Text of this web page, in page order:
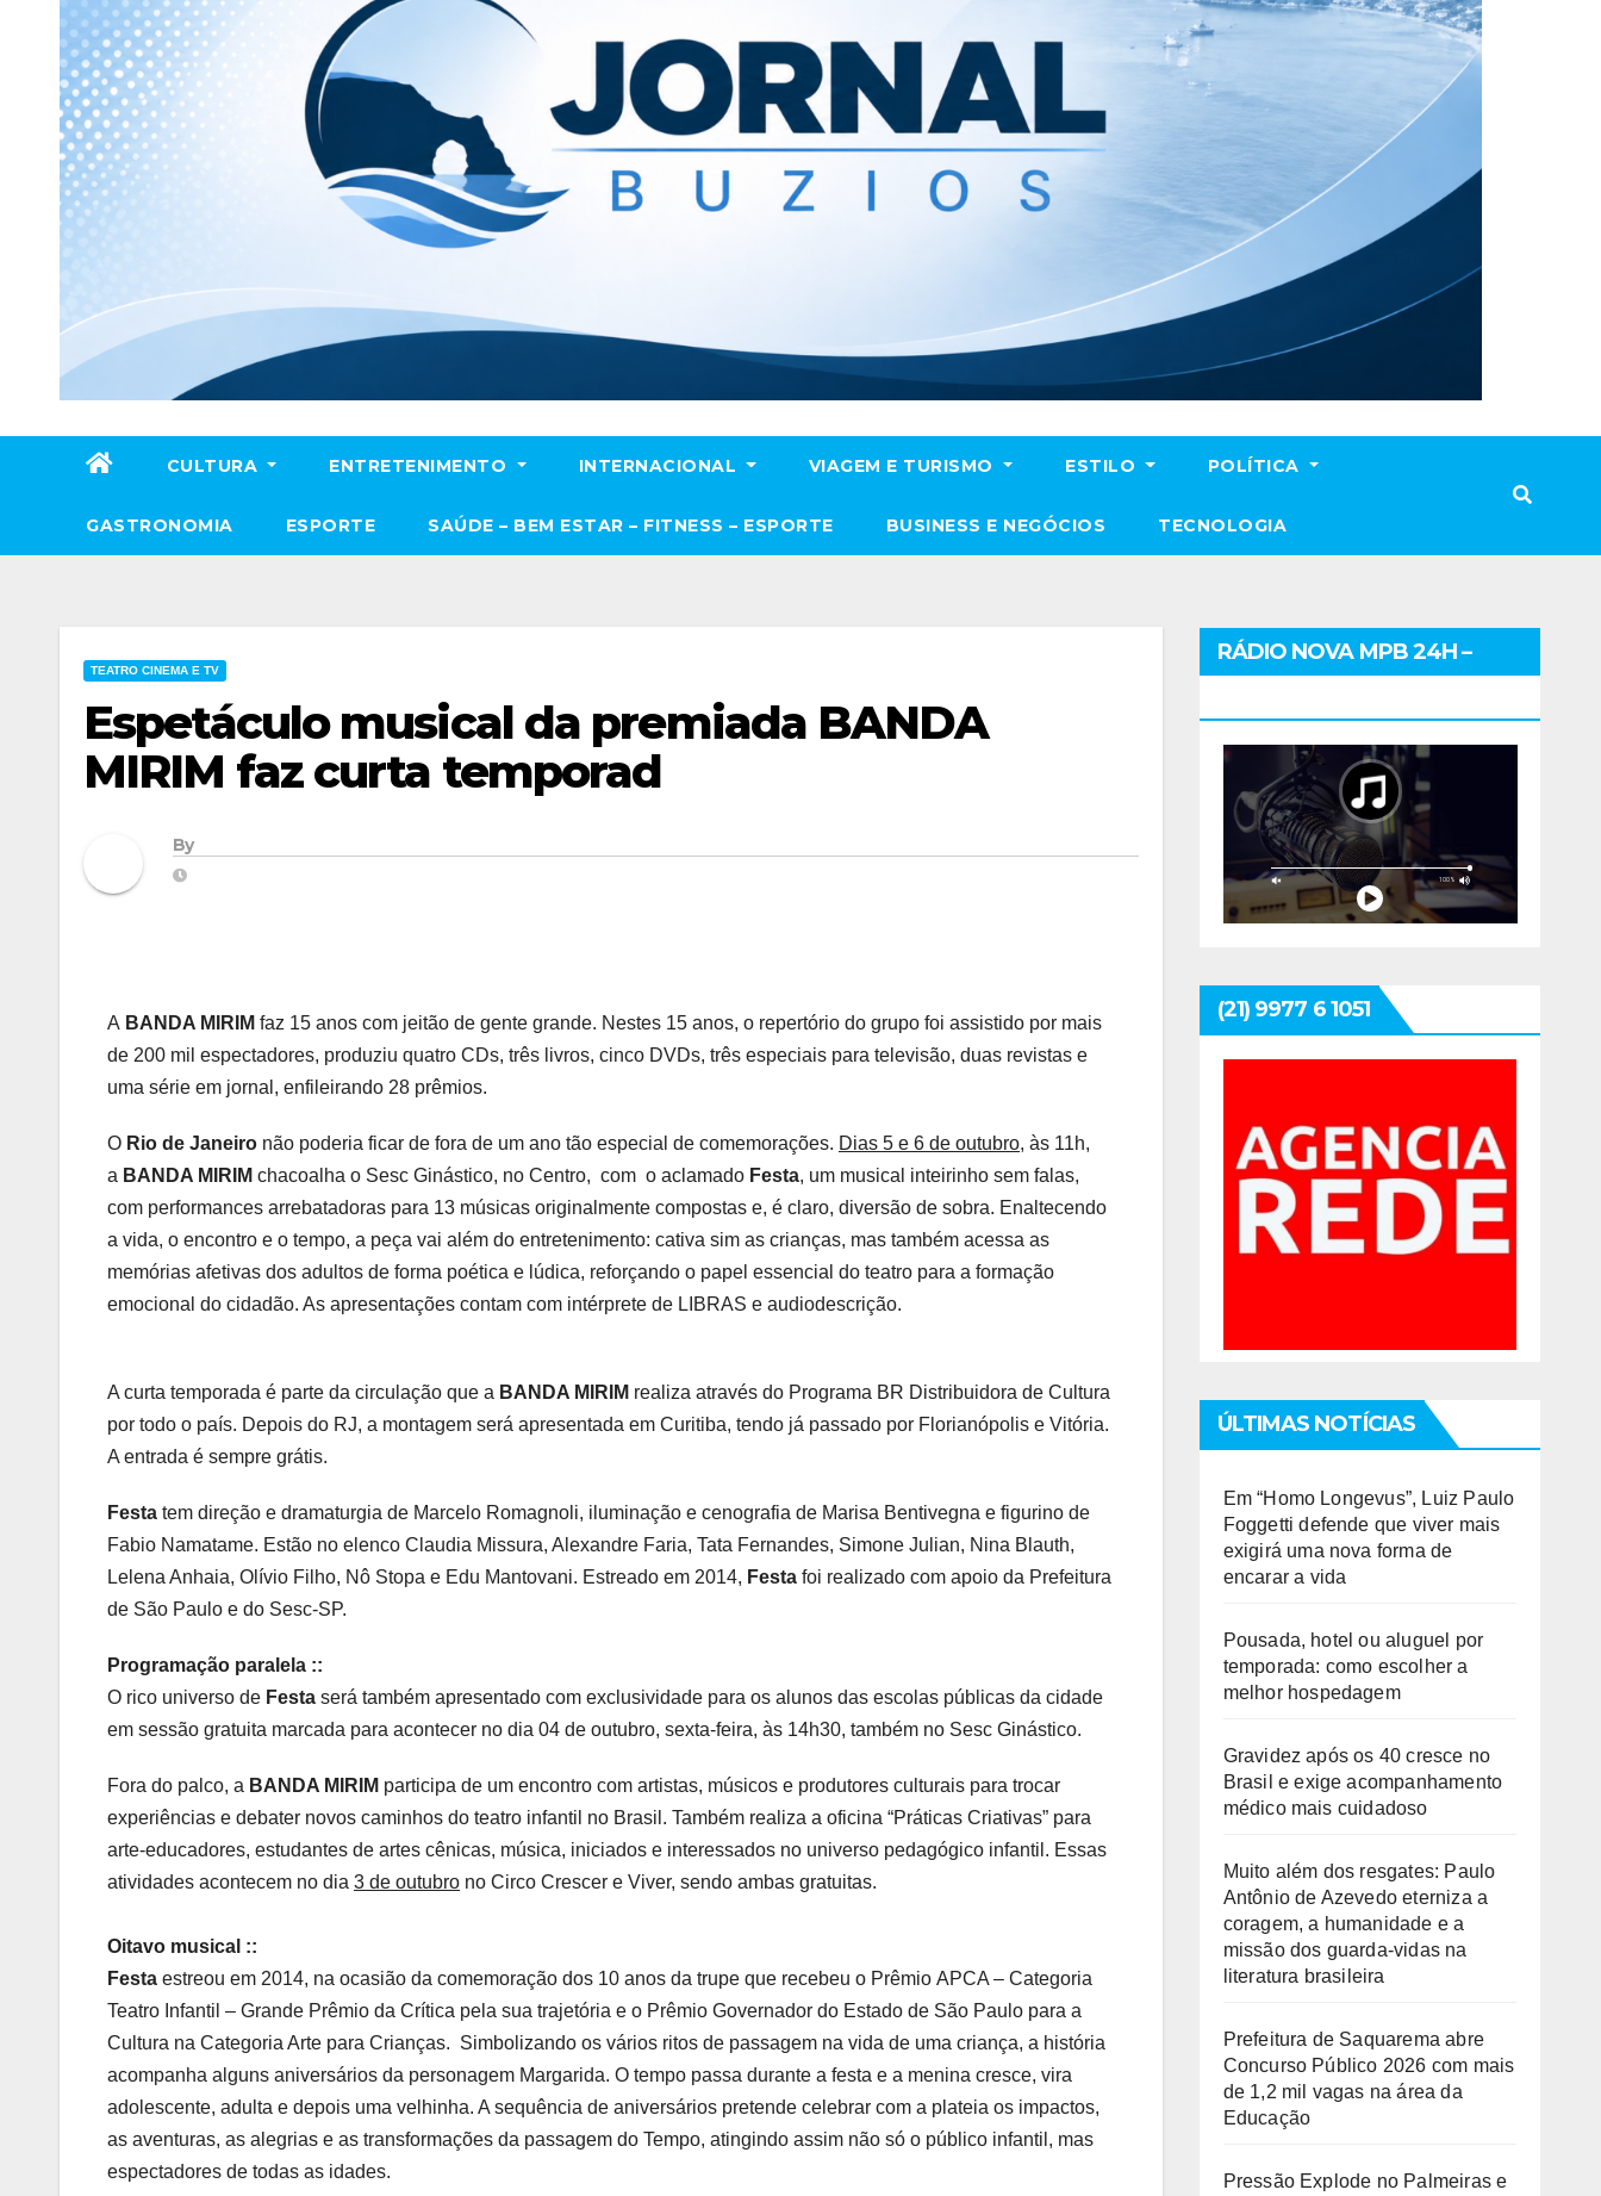
CULTURA ENTRETENIMENTO INTERNACIONAL VIAGEM E TURISMO ESTILO POLÍTICA
GASTRONOMIA ESPORTE SAÚDE – BEM ESTAR – FITNESS – ESPORTE BUSINESS E NEGÓCIOS TECNOLOGIA
TEATRO CINEMA E TV
Espetáculo musical da premiada BANDA
MIRIM faz curta temporad
By
A BANDA MIRIM faz 15 anos com jeitão de gente grande. Nestes 15 anos, o repertório do grupo foi assistido por mais
de 200 mil espectadores, produziu quatro CDs, três livros, cinco DVDs, três especiais para televisão, duas revistas e
uma série em jornal, enfileirando 28 prêmios.
O Rio de Janeiro não poderia ficar de fora de um ano tão especial de comemorações. Dias 5 e 6 de outubro, às 11h,
a BANDA MIRIM chacoalha o Sesc Ginástico, no Centro, com o aclamado Festa, um musical inteirinho sem falas,
com performances arrebatadoras para 13 músicas originalmente compostas e, é claro, diversão de sobra. Enaltecendo
a vida, o encontro e o tempo, a peça vai além do entretenimento: cativa sim as crianças, mas também acessa as
memórias afetivas dos adultos de forma poética e lúdica, reforçando o papel essencial do teatro para a formação
emocional do cidadão. As apresentações contam com intérprete de LIBRAS e audiodescrição.
A curta temporada é parte da circulação que a BANDA MIRIM realiza através do Programa BR Distribuidora de Cultura
por todo o país. Depois do RJ, a montagem será apresentada em Curitiba, tendo já passado por Florianópolis e Vitória.
A entrada é sempre grátis.
Festa tem direção e dramaturgia de Marcelo Romagnoli, iluminação e cenografia de Marisa Bentivegna e figurino de
Fabio Namatame. Estão no elenco Claudia Missura, Alexandre Faria, Tata Fernandes, Simone Julian, Nina Blauth,
Lelena Anhaia, Olívio Filho, Nô Stopa e Edu Mantovani. Estreado em 2014, Festa foi realizado com apoio da Prefeitura
de São Paulo e do Sesc-SP.
Programação paralela ::
O rico universo de Festa será também apresentado com exclusividade para os alunos das escolas públicas da cidade
em sessão gratuita marcada para acontecer no dia 04 de outubro, sexta-feira, às 14h30, também no Sesc Ginástico.
Fora do palco, a BANDA MIRIM participa de um encontro com artistas, músicos e produtores culturais para trocar
experiências e debater novos caminhos do teatro infantil no Brasil. Também realiza a oficina “Práticas Criativas” para
arte-educadores, estudantes de artes cênicas, música, iniciados e interessados no universo pedagógico infantil. Essas
atividades acontecem no dia 3 de outubro no Circo Crescer e Viver, sendo ambas gratuitas.
Oitavo musical ::
Festa estreou em 2014, na ocasião da comemoração dos 10 anos da trupe que recebeu o Prêmio APCA – Categoria
Teatro Infantil – Grande Prêmio da Crítica pela sua trajetória e o Prêmio Governador do Estado de São Paulo para a
Cultura na Categoria Arte para Crianças. Simbolizando os vários ritos de passagem na vida de uma criança, a história
acompanha alguns aniversários da personagem Margarida. O tempo passa durante a festa e a menina cresce, vira
adolescente, adulta e depois uma velhinha. A sequência de aniversários pretende celebrar com a plateia os impactos,
as aventuras, as alegrias e as transformações da passagem do Tempo, atingindo assim não só o público infantil, mas
espectadores de todas as idades.
RÁDIO NOVA MPB 24H –
(21) 9977 6 1051
ÚLTIMAS NOTÍCIAS
Em “Homo Longevus”, Luiz Paulo
Foggetti defende que viver mais
exigirá uma nova forma de
encarar a vida
Pousada, hotel ou aluguel por
temporada: como escolher a
melhor hospedagem
Gravidez após os 40 cresce no
Brasil e exige acompanhamento
médico mais cuidadoso
Muito além dos resgates: Paulo
Antônio de Azevedo eterniza a
coragem, a humanidade e a
missão dos guarda-vidas na
literatura brasileira
Prefeitura de Saquarema abre
Concurso Público 2026 com mais
de 1,2 mil vagas na área da
Educação
Pressão Explode no Palmeiras e